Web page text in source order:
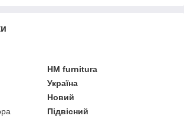
HM furnitura
Україна
Новий
Підвісний